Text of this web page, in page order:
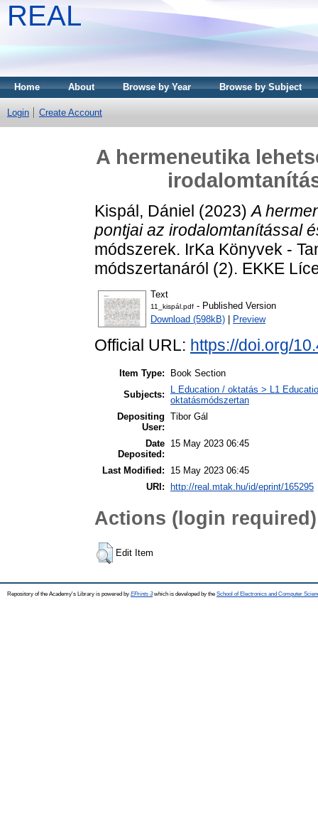
REAL
Home About Browse by Year Browse by Subject
Login Create Account
A hermeneutika
Kispál, Dániel (2023)A
pontjai az irodalomtanítással
módszerek. IrKa Könyvek -
módszertanáról (2). EKKE
Text
11_kispál.pdf - Published Version
Download (598kB)
Preview
Official URL: https://doi.org/
Item Type:
Book Section
Subjects:
L Education / oktatás > L1
oktatásmódszertan
Depositing
User:
Tibor Gál
Date
Deposited:
15 May 2023 06:45
Last Modified:
15 May 2023 06:45
URI:
http://real.mtak.hu/id/eprint/165295
Actions (login required)
Edit Item
Repository of the Academy's Library is powered by EPrints 3which is developed by the School of Electronics and Computer